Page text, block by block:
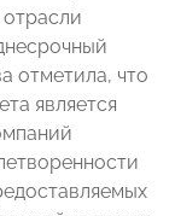
отметила, что
является